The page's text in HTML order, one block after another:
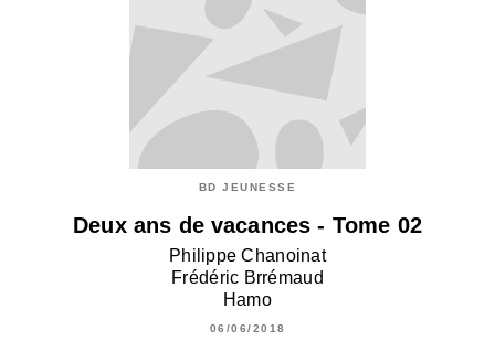
BD JEUNESSE
Deux ans de vacances - Tome 02
Philippe Chanoinat
Frédéric Brrémaud
Hamo
06/06/2018